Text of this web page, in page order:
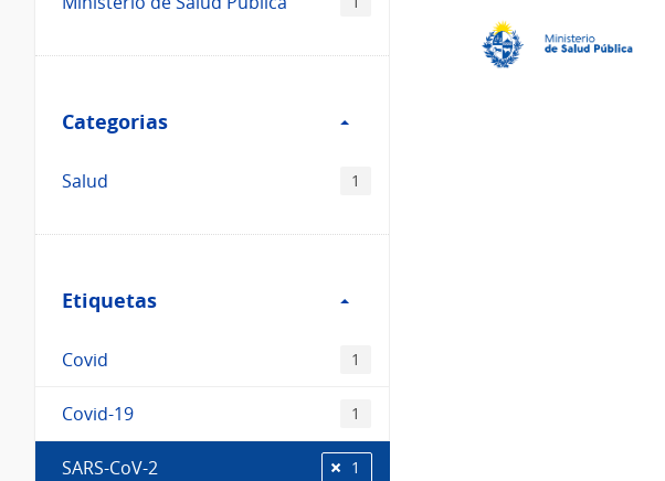
Categorias
Categorias
Salud 1
Etiquetas
Etiquetas
Covid 1
Covid-19 1
SARS-CoV-2 1